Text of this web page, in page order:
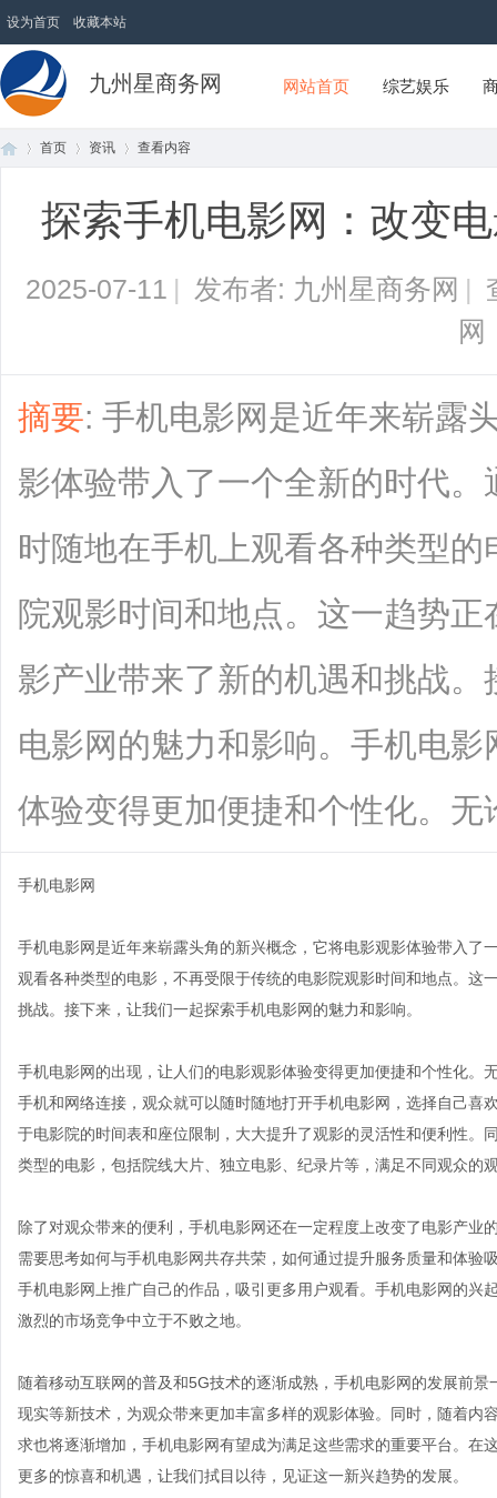
设为首页 收藏本站
九州星商务网 网站首页 综艺娱乐
首页
›
资讯
›
查看内容
探索手机电影网：改变
2025-07-11 | 发布者: 九州星商务网 |
网
摘要: 手机电影网是近年来崭露
影体验带入了一个全新的时代
时随地在手机上观看各种类型
院观影时间和地点。这一趋势
影产业带来了新的机遇和挑战
电影网的魅力和影响。手机电
体验变得更加便捷和个性化。无
手机电影网
手机电影网是近年来崭露头角的新兴概念，它将电影观影体验带入了
观看各种类型的电影，不再受限于传统的电影院观影时间和地点。这
挑战。接下来，让我们一起探索手机电影网的魅力和影响。
手机电影网的出现，让人们的电影观影体验变得更加便捷和个性化。
手机和网络连接，观众就可以随时随地打开手机电影网，选择自己喜
于电影院的时间表和座位限制，大大提升了观影的灵活性和便利性。
类型的电影，包括院线大片、独立电影、纪录片等，满足不同观众的
除了对观众带来的便利，手机电影网还在一定程度上改变了电影产
需要思考如何与手机电影网共存共荣，如何通过提升服务质量和体
手机电影网上推广自己的作品，吸引更多用户观看。手机电影网的兴
激烈的市场竞争中立于不败之地。
随着移动互联网的普及和5G技术的逐渐成熟，手机电影网的发展前
现实等新技术，为观众带来更加丰富多样的观影体验。同时，随着内
求也将逐渐增加，手机电影网有望成为满足这些需求的重要平台。在
更多的惊喜和机遇，让我们拭目以待，见证这一新兴趋势的发展。